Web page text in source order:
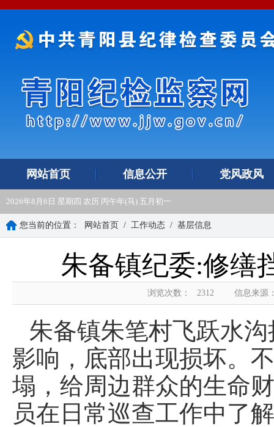
网站首页 信息公开 党风政风
2026年8月6日 星期四 农历 丙午年(马) 五月初一
您当前的位置： 网站首页 / 工作动态 / 基层信息
朱备镇纪委:修缮
浏览次数： 2312 信息来源
朱备镇朱笔村飞跃水
影响，底部出现损坏。
塌，给周边群众的生命
员在日常巡查工作中了